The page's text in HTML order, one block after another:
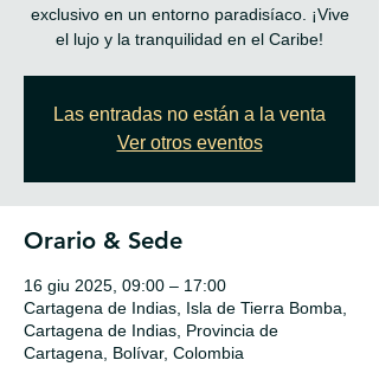
exclusivo en un entorno paradisíaco. ¡Vive
el lujo y la tranquilidad en el Caribe!
Las entradas no están a la venta
Ver otros eventos
Orario & Sede
16 giu 2025, 09:00 – 17:00
Cartagena de Indias, Isla de Tierra Bomba,
Cartagena de Indias, Provincia de
Cartagena, Bolívar, Colombia